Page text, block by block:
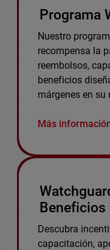
Programa
Nuestro
recompensa la
reembolsos,
beneficios
márgenes en su
Más
Beneficios
Descubra
capacitación,